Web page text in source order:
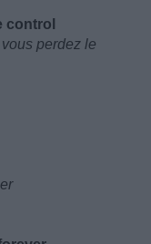
control
perdez le